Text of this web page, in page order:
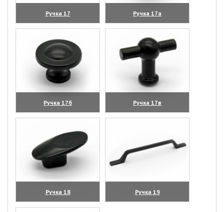
Ручка 17
(увеличить)
Ручка 17а
(увеличить)
Ручка 17б
(увеличить)
Ручка 17в
(увеличить)
Ручка 18
(увеличить)
Ручка 19
(увеличить)